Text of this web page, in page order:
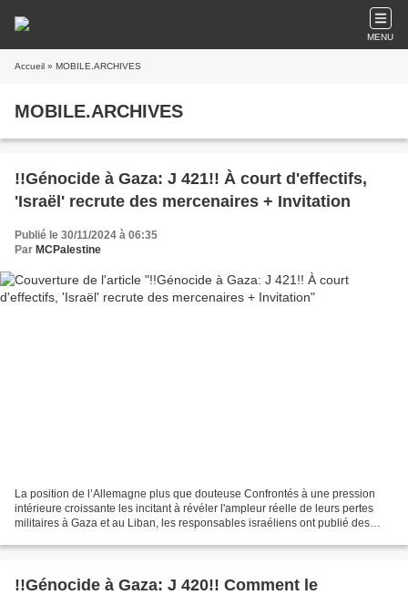
MENU
Accueil » MOBILE.ARCHIVES
MOBILE.ARCHIVES
!!Génocide à Gaza: J 421!! À court d'effectifs,
'Israël' recrute des mercenaires + Invitation
Publié le 30/11/2024 à 06:35
Par MCPalestine
La position de l’Allemagne plus que douteuse Confrontés à une pression
intérieure croissante les incitant à révéler l'ampleur réelle de leurs pertes
militaires à Gaza et au Liban, les responsables israéliens ont publié des
!!Génocide à Gaza: J 420!! Comment le